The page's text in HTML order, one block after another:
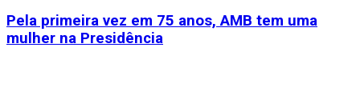
Pela primeira vez em 75 anos, AMB tem uma
mulher na Presidência